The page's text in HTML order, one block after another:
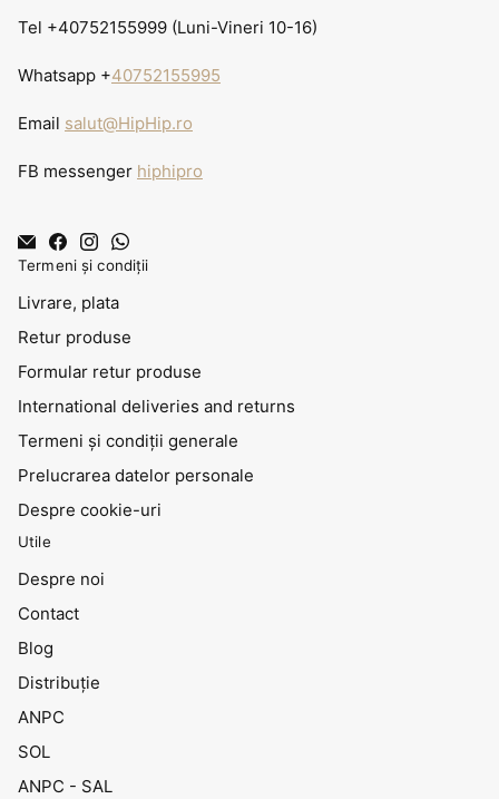
Tel +40752155999 (Luni-Vineri 10-16)
Whatsapp +40752155995
Email salut@HipHip.ro
FB messenger hiphipro
Termeni și condiții
Livrare, plata
Retur produse
Formular retur produse
International deliveries and returns
Termeni și condiții generale
Prelucrarea datelor personale
Despre cookie-uri
Utile
Despre noi
Contact
Blog
Distribuţie
ANPC
SOL
ANPC - SAL